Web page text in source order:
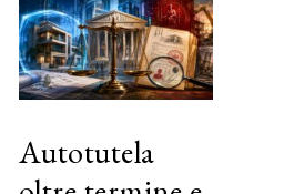
Autotutela